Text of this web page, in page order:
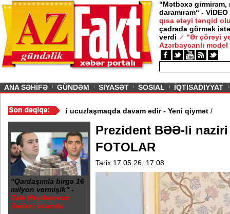
“Mətbəxə girmirəm,
daramıram“ - VİDEO
qısa ətəyi tənqid
çadrada görmək
verdi
“Ər çörəyi
Azərbaycanlı model
ANA SƏHİFƏ GÜNDƏM SIYASƏT SOSIAL İQTISADIYYAT
- Video/Azərbaycan nefti ucuzlaşmaqda davam edir - Yeni
“Qardaşımla birgə 16
milyon vermişik” -
Tale Heydərovun
ifadəsi oxundu
Prezident BƏƏ-li
FOTOLAR
Tarix 17.05.26, 17:08